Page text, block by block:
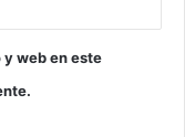
web en este